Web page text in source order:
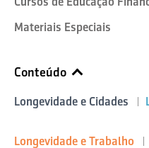
Materiais Especiais
Conteúdo
Longevidade e Cidades
Longevidade e Trabalho